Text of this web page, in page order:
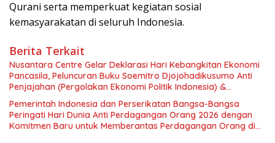
Qurani serta memperkuat kegiatan sosial
kemasyarakatan di seluruh Indonesia.
Berita Terkait
Nusantara Centre Gelar Deklarasi Hari Kebangkitan Ekonomi
Pancasila, Peluncuran Buku Soemitro Djojohadikusumo Anti
Penjajahan (Pergolakan Ekonomi Politik Indonesia) &
Simposium Nasional “Urgensi Undang-Undang Perekonomian
Nasional dan Kesejahteraan Sosial dalam Menata Bangsa
Menuju Indonesia Emas 2045”,
Pemerintah Indonesia dan Perserikatan Bangsa-Bangsa
Peringati Hari Dunia Anti Perdagangan Orang 2026 dengan
Komitmen Baru untuk Memberantas Perdagangan Orang di